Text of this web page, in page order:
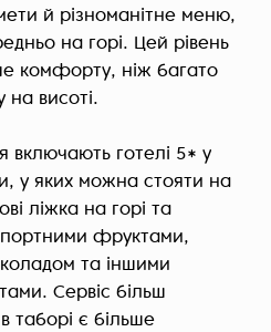
й різноманітне меню,
на горі. Цей рівень
комфорту, ніж багато
на висоті.
включають готелі 5* у
у яких можна стояти на
ліжка на горі та
фруктами,
та іншими
Сервіс більш
таборі є більше